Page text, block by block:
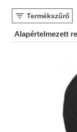
Termékszűrő